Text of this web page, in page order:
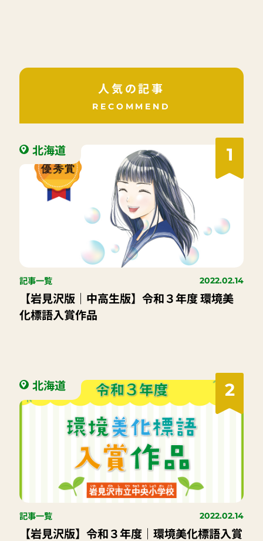
人気の記事
RECOMMEND
1
北海道
記事一覧 2022.02.14
【岩見沢版｜中高生版】令和３年度 環境美
化標語入賞作品
2
北海道
記事一覧 2022.02.14
【岩見沢版】令和３年度｜環境美化標語入賞